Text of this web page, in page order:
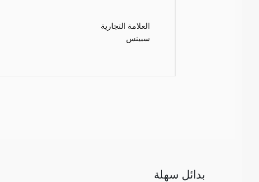
العلامة التجارية
سبينس
بدائل سهلة